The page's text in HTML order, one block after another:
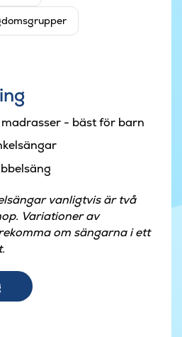
- bäst för barn
vanligtvis är två
Variationer av
om sängarna i ett